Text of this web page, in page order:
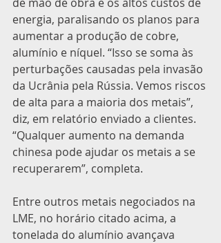
energia, paralisando os planos para
aumentar a produção de cobre,
alumínio e níquel. “Isso se soma às
perturbações causadas pela invasão
da Ucrânia pela Rússia. Vemos riscos
de alta para a maioria dos metais”,
diz, em relatório enviado a clientes.
“Qualquer aumento na demanda
chinesa pode ajudar os metais a se
recuperarem”, completa.
Entre outros metais negociados na
LME, no horário citado acima, a
tonelada do alumínio avançava